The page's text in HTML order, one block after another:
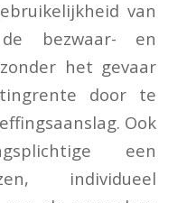
van
bezwaar- en
het gevaar
door te
Ook
een
individueel